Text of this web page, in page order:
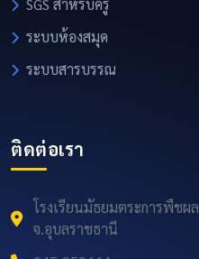
SGS สำหรับครู
ระบบห้องสมุด
ระบบสารบรรณ
ติดต่อเรา
โรงเรียนมัธยมตระการพืชผล
จ.อุบลราชธานี